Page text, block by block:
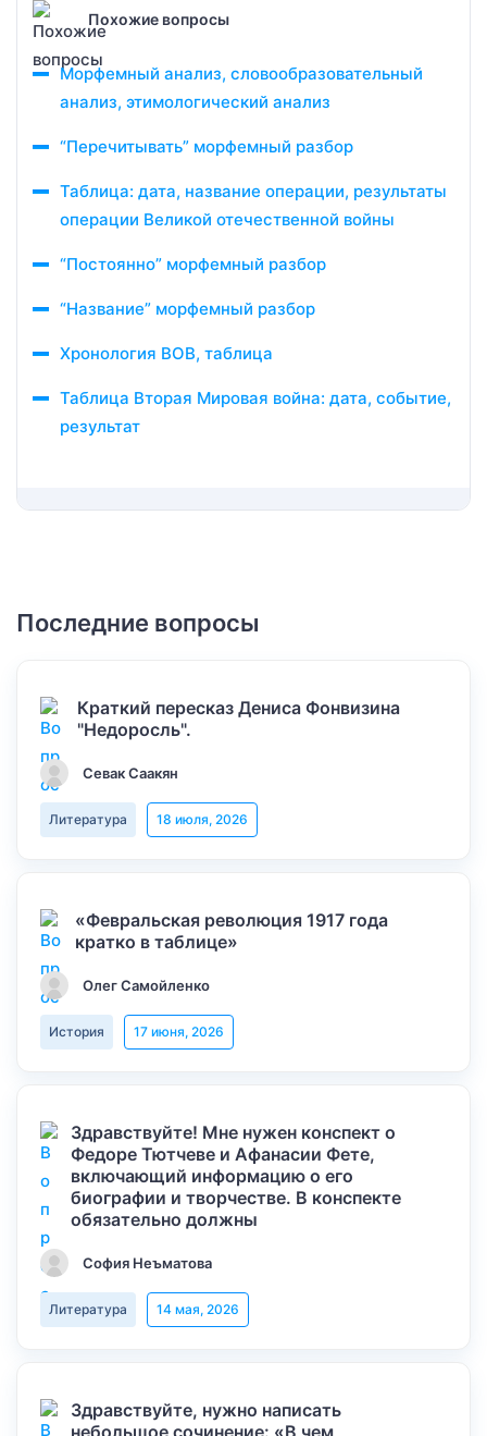
Похожие вопросы
Морфемный анализ, словообразовательный
анализ, этимологический анализ
“Перечитывать” морфемный разбор
Таблица: дата, название операции, результаты
операции Великой отечественной войны
“Постоянно” морфемный разбор
“Название” морфемный разбор
Хронология ВОВ, таблица
Таблица Вторая Мировая война: дата, событие,
результат
Последние вопросы
Краткий пересказ Дениса Фонвизина
"Недоросль".
Севак Саакян
Литература 18 июля, 2026
«Февральская революция 1917 года
кратко в таблице»
Олег Самойленко
История 17 июня, 2026
Здравствуйте! Мне нужен конспект о
Федоре Тютчеве и Афанасии Фете,
включающий информацию о его
биографии и творчестве. В конспекте
обязательно должны
София Неъматова
Литература 14 мая, 2026
Здравствуйте, нужно написать
небольшое сочинение: «В чем